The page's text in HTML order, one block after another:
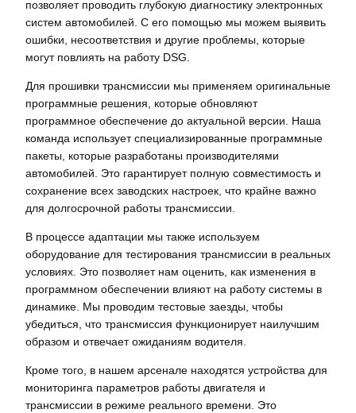
позволяет проводить глубокую диагностику электронных
систем автомобилей. С его помощью мы можем выявить
ошибки, несоответствия и другие проблемы, которые
могут повлиять на работу DSG.
Для прошивки трансмиссии мы применяем оригинальные
программные решения, которые обновляют
программное обеспечение до актуальной версии. Наша
команда использует специализированные программные
пакеты, которые разработаны производителями
автомобилей. Это гарантирует полную совместимость и
сохранение всех заводских настроек, что крайне важно
для долгосрочной работы трансмиссии.
В процессе адаптации мы также используем
оборудование для тестирования трансмиссии в реальных
условиях. Это позволяет нам оценить, как изменения в
программном обеспечении влияют на работу системы в
динамике. Мы проводим тестовые заезды, чтобы
убедиться, что трансмиссия функционирует наилучшим
образом и отвечает ожиданиям водителя.
Кроме того, в нашем арсенале находятся устройства для
мониторинга параметров работы двигателя и
трансмиссии в режиме реального времени. Это